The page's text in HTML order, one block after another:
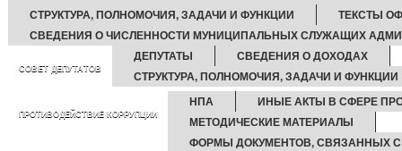
СТРУКТУРА, ПОЛНОМОЧИЯ, ЗАДАЧИ И ФУНКЦИИ
ТЕКСТЫ
СВЕДЕНИЯ О ЧИСЛЕННОСТИ МУНИЦИПАЛЬНЫХ СЛУЖАЩИХ
СОВЕТ ДЕПУТАТОВ
ДЕПУТАТЫ
СВЕДЕНИЯ О ДОХОДАХ
СТРУКТУРА, ПОЛНОМОЧИЯ, ЗАДАЧИ И ФУНКЦИИ
ПРОТИВОДЕЙСТВИЕ КОРРУПЦИИ
НПА
ИНЫЕ АКТЫ В СФЕРЕ
МЕТОДИЧЕСКИЕ МАТЕРИАЛЫ
ФОРМЫ ДОКУМЕНТОВ, СВЯЗАННЫХ